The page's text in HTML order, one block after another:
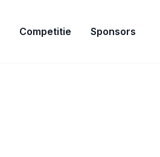
Competitie Sponsors